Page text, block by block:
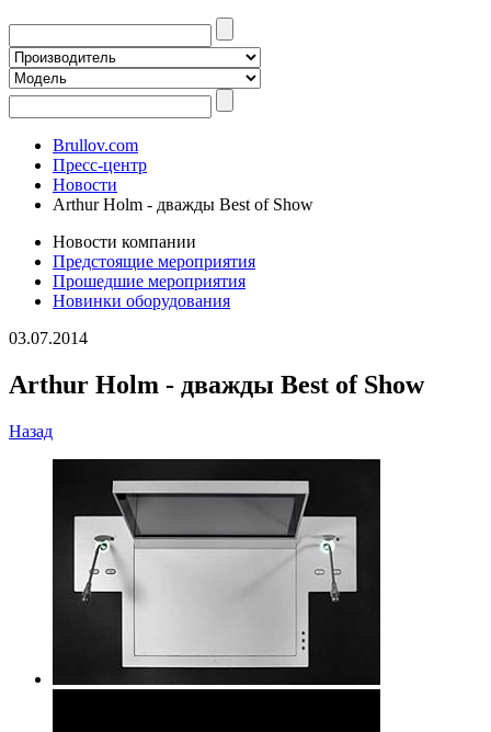
Brullov.com
Пресс-центр
Новости
Arthur Holm - дважды Best of Show
Новости компании
Предстоящие мероприятия
Прошедшие мероприятия
Новинки оборудования
03.07.2014
Arthur Holm - дважды Best of Show
Назад